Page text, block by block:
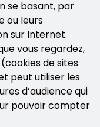
se basant, par
ou leurs
sur Internet.
vous regardez,
de sites
peut utiliser les
d’audience qui
pouvoir compter